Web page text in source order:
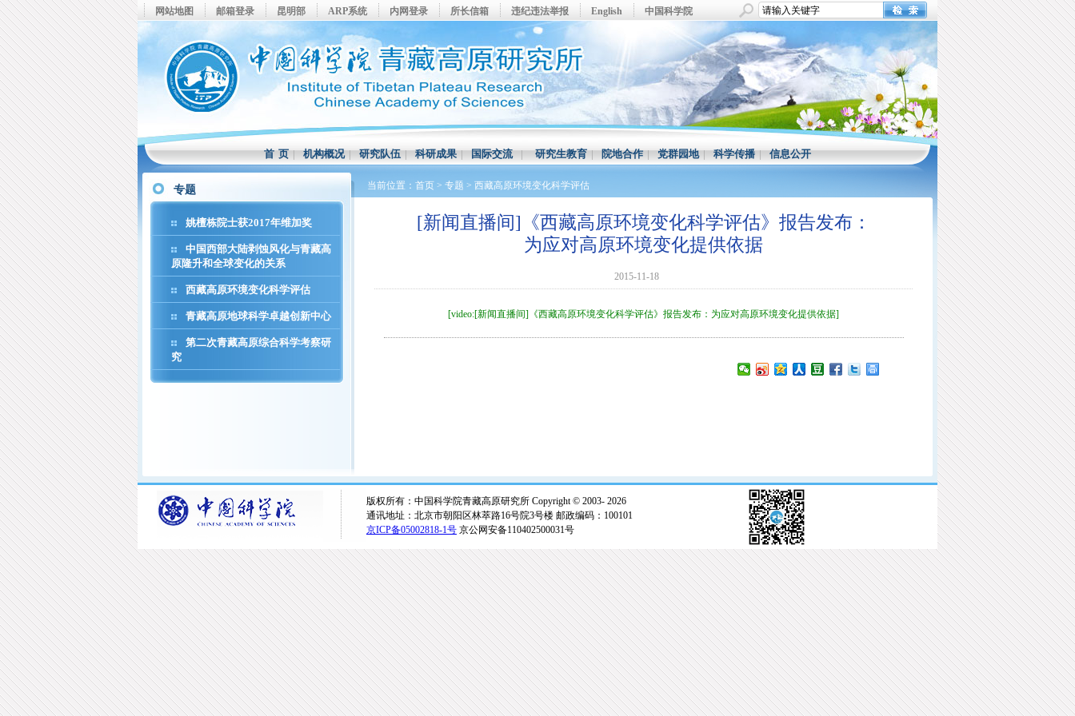
网站地图 邮箱登录 昆明部 ARP系统 内网登录 所长信箱 违纪违法举报 English 中国科学院
首 页|机构概况|研究队伍|科研成果|国际交流|研究生教育|院地合作|党群园地|科学传播|信息公开
专题
姚檀栋院士获2017年维加奖
中国西部大陆剥蚀风化与青藏高
原隆升和全球变化的关系
西藏高原环境变化科学评估
青藏高原地球科学卓越创新中心
第二次青藏高原综合科学考察研
究
当前位置： 首页 > 专题 > 西藏高原环境变化科学评估
[新闻直播间]《西藏高原环境变化科学评估》报告发布：
为应对高原环境变化提供依据
2015-11-18
[video:[新闻直播间]《西藏高原环境变化科学评估》报告发布：为应对高原环境变化提供依据]
版权所有：中国科学院青藏高原研究所 Copyright © 2003- 2026
通讯地址：北京市朝阳区林萃路16号院3号楼 邮政编码：100101
京ICP备05002818-1号 京公网安备110402500031号